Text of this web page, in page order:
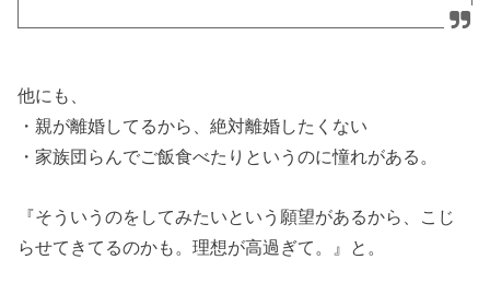
他にも、
・親が離婚してるから、絶対離婚したくない
・家族団らんでご飯食べたりというのに憧れがある。
『そういうのをしてみたいという願望があるから、こじ
らせてきてるのかも。理想が高過ぎて。』と。